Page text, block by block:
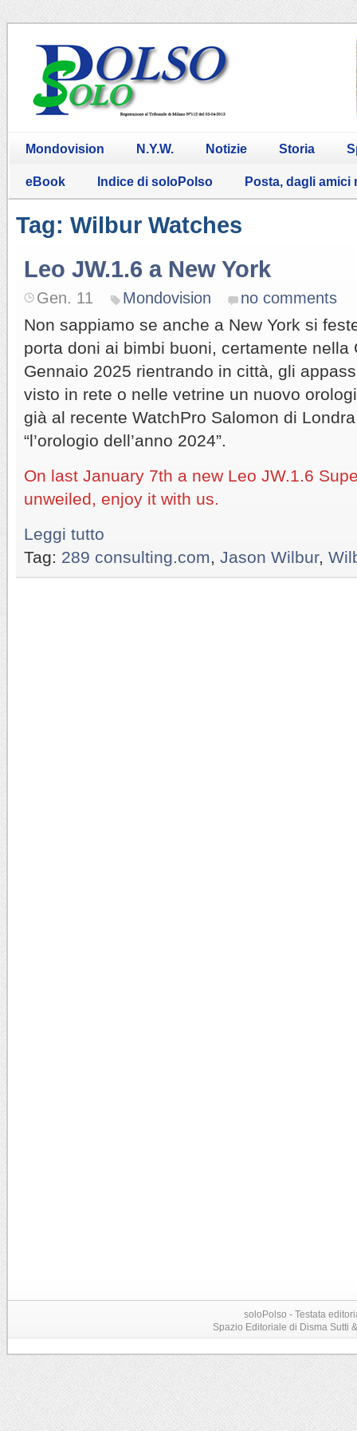
Mondovision N.Y.W. Notizie Storia
eBook Indice di soloPolso Posta, dagli amici
Tag: Wilbur Watches
Leo JW.1.6 a New York
Gen. 11 Mondovision no comments
Non sappiamo se anche a New York si
porta doni ai bimbi buoni, certamente nella
Gennaio 2025 rientrando in città, gli
visto in rete o nelle vetrine un nuovo
già al recente WatchPro Salomon di
“l’orologio dell’anno 2024”.
On last January 7th a new Leo JW.1.6
unweiled, enjoy it with us.
Leggi tutto
Tag: 289 consulting.com Jason Wilbur,
soloPolso - Testata
Spazio Editoriale di Disma Sutti